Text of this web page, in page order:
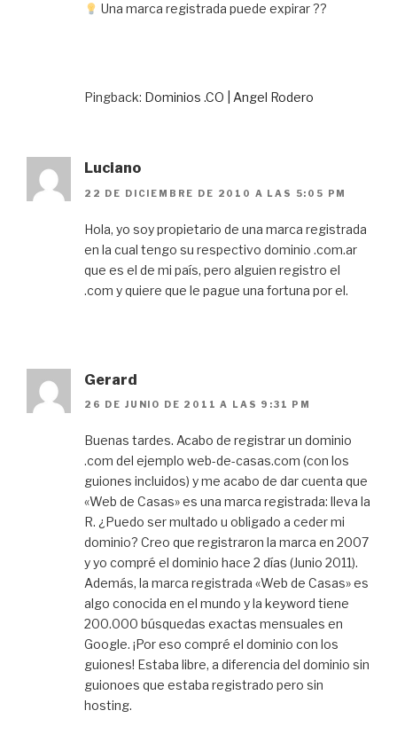
Una marca registrada puede expirar ??
Pingback: Dominios .CO | Angel Rodero
Luciano
22 DE DICIEMBRE DE 2010 A LAS 5:05 PM
Hola, yo soy propietario de una marca registrada
en la cual tengo su respectivo dominio .com.ar
que es el de mi país, pero alguien registro el
.com y quiere que le pague una fortuna por el.
Gerard
26 DE JUNIO DE 2011 A LAS 9:31 PM
Buenas tardes. Acabo de registrar un dominio
.com del ejemplo web-de-casas.com (con los
guiones incluidos) y me acabo de dar cuenta que
«Web de Casas» es una marca registrada: lleva la
R. ¿Puedo ser multado u obligado a ceder mi
dominio? Creo que registraron la marca en 2007
y yo compré el dominio hace 2 días (Junio 2011).
Además, la marca registrada «Web de Casas» es
algo conocida en el mundo y la keyword tiene
200.000 búsquedas exactas mensuales en
Google. ¡Por eso compré el dominio con los
guiones! Estaba libre, a diferencia del dominio sin
guionoes que estaba registrado pero sin
hosting.